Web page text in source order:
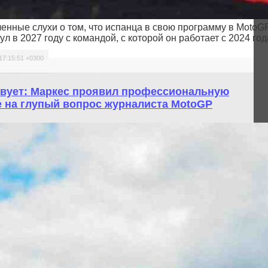
слухи о том, что испанца в свою программу в
в 2027 году с командой, с которой он работает с 2024
+0300
Маркес проявил профессиональную
на глупый вопрос журналиста MotoGP